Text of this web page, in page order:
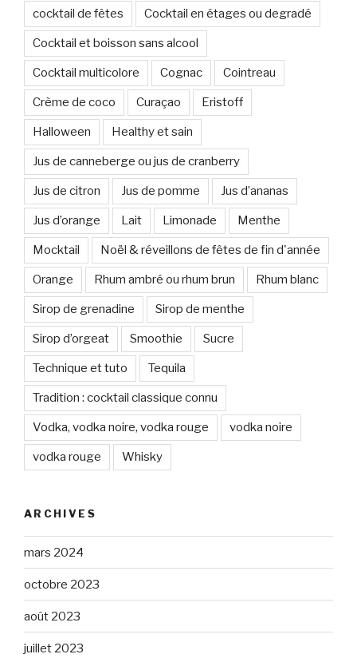
cocktail de fêtes Cocktail en étages ou degradé
Cocktail et boisson sans alcool
Cocktail multicolore Cognac Cointreau
Crème de coco Curaçao Eristoff
Halloween Healthy et sain
Jus de canneberge ou jus de cranberry
Jus de citron Jus de pomme Jus d’ananas
Jus d’orange Lait Limonade Menthe
Mocktail Noël & réveillons de fêtes de fin d'année
Orange Rhum ambré ou rhum brun Rhum blanc
Sirop de grenadine Sirop de menthe
Sirop d’orgeat Smoothie Sucre
Technique et tuto Tequila
Tradition : cocktail classique connu
Vodka, vodka noire, vodka rouge vodka noire
vodka rouge Whisky
ARCHIVES
mars 2024
octobre 2023
août 2023
juillet 2023